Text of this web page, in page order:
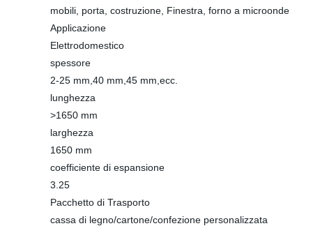
mobili, porta, costruzione, Finestra, forno a microonde
Applicazione
Elettrodomestico
spessore
2-25 mm,40 mm,45 mm,ecc.
lunghezza
>1650 mm
larghezza
1650 mm
coefficiente di espansione
3.25
Pacchetto di Trasporto
cassa di legno/cartone/confezione personalizzata